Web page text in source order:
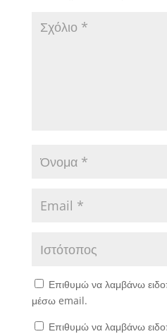
Επιθυμώ να λαμβάνω
μέσω email.
Επιθυμώ να λαμβάνω